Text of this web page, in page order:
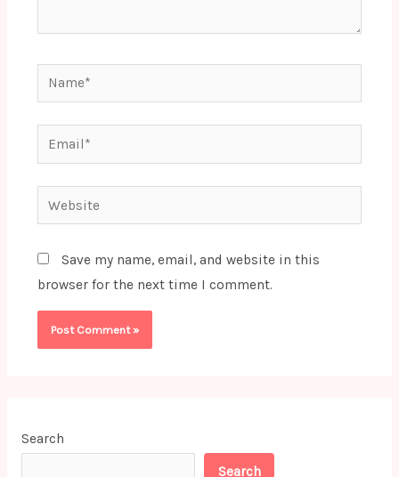
Name*
Email*
Website
Save my name, email, and website in this
browser for the next time I comment.
Search
Search